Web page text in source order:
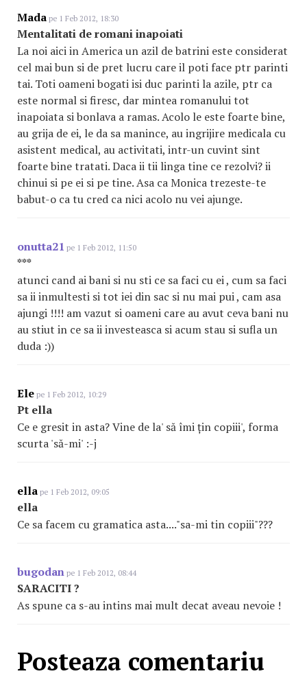
Mada pe 1 Feb 2012, 18:30
Mentalitati de romani inapoiati
La noi aici in America un azil de batrini este considerat
cel mai bun si de pret lucru care il poti face ptr parinti
tai. Toti oameni bogati isi duc parinti la azile, ptr ca
este normal si firesc, dar mintea romanului tot
inapoiata si bonlava a ramas. Acolo le este foarte bine,
au grija de ei, le da sa manince, au ingrijire medicala cu
asistent medical, au activitati, intr-un cuvint sint
foarte bine tratati. Daca ii tii linga tine ce rezolvi? ii
chinui si pe ei si pe tine. Asa ca Monica trezeste-te
babut-o ca tu cred ca nici acolo nu vei ajunge.
onutta21 pe 1 Feb 2012, 11:50
***
atunci cand ai bani si nu sti ce sa faci cu ei , cum sa faci
sa ii inmultesti si tot iei din sac si nu mai pui , cam asa
ajungi !!!! am vazut si oameni care au avut ceva bani nu
au stiut in ce sa ii investeasca si acum stau si sufla un
duda :))
Ele pe 1 Feb 2012, 10:29
Pt ella
Ce e gresit in asta? Vine de la' să îmi țin copiii', forma
scurta 'să-mi' :-j
ella pe 1 Feb 2012, 09:05
ella
Ce sa facem cu gramatica asta...."sa-mi tin copiii"???
bugodan pe 1 Feb 2012, 08:44
SARACITI ?
As spune ca s-au intins mai mult decat aveau nevoie !
Posteaza comentariu